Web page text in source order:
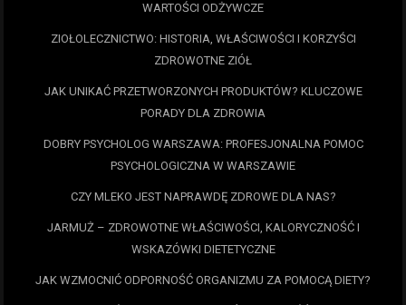
WARTOŚCI ODŻYWCZE
ZIOŁOLECZNICTWO: HISTORIA, WŁAŚCIWOŚCI I KORZYŚCI
ZDROWOTNE ZIÓŁ
JAK UNIKAĆ PRZETWORZONYCH PRODUKTÓW? KLUCZOWE
PORADY DLA ZDROWIA
DOBRY PSYCHOLOG WARSZAWA: PROFESJONALNA POMOC
PSYCHOLOGICZNA W WARSZAWIE
CZY MLEKO JEST NAPRAWDĘ ZDROWE DLA NAS?
JARMUŻ – ZDROWOTNE WŁAŚCIWOŚCI, KALORYCZNOŚĆ I
WSKAZÓWKI DIETETYCZNE
JAK WZMOCNIĆ ODPORNOŚĆ ORGANIZMU ZA POMOCĄ DIETY?